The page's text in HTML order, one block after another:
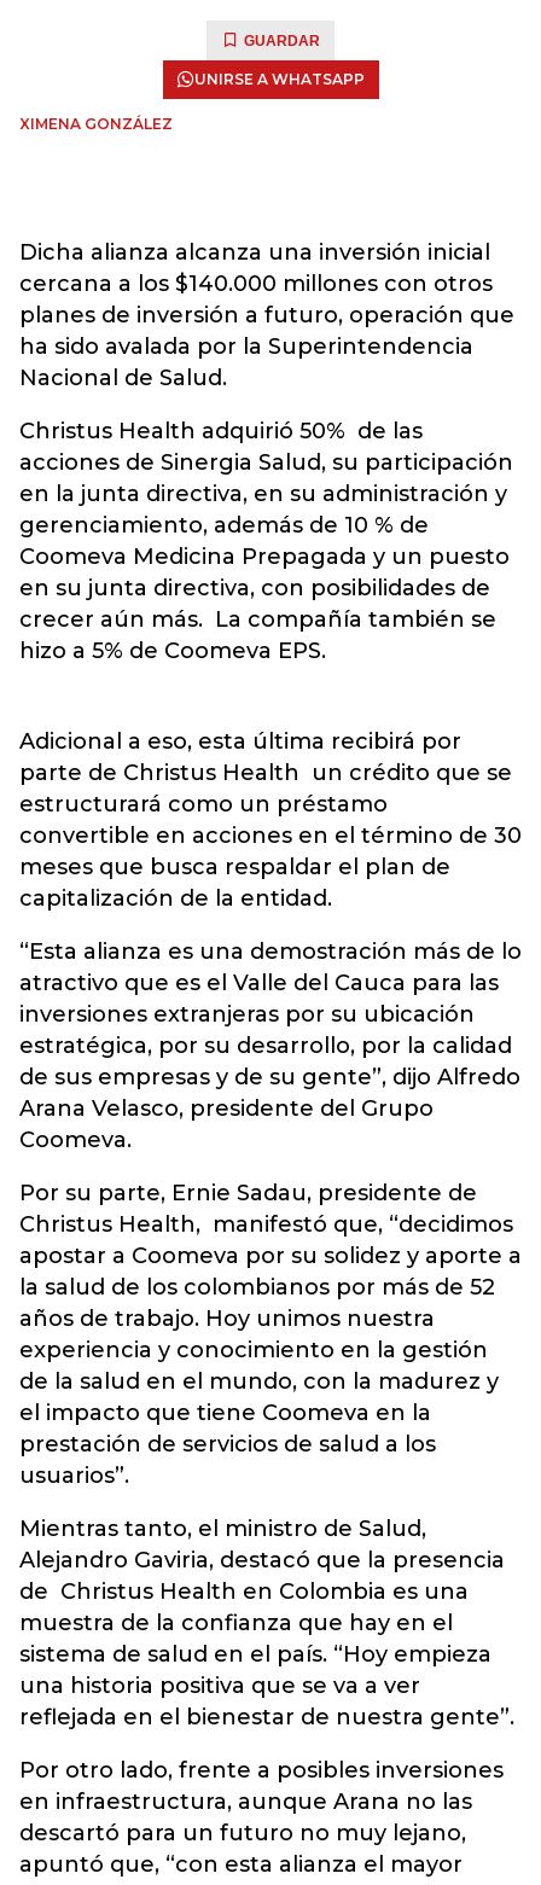
GUARDAR
UNIRSE A WHATSAPP
XIMENA GONZÁLEZ
Dicha alianza alcanza una inversión inicial
cercana a los $140.000 millones con otros
planes de inversión a futuro, operación que
ha sido avalada por la Superintendencia
Nacional de Salud.
Christus Health adquirió 50% de las
acciones de Sinergia Salud, su participación
en la junta directiva, en su administración y
gerenciamiento, además de 10 % de
Coomeva Medicina Prepagada y un puesto
en su junta directiva, con posibilidades de
crecer aún más. La compañía también se
hizo a 5% de Coomeva EPS.
Adicional a eso, esta última recibirá por
parte de Christus Health un crédito que se
estructurará como un préstamo
convertible en acciones en el término de 30
meses que busca respaldar el plan de
capitalización de la entidad.
“Esta alianza es una demostración más de lo
atractivo que es el Valle del Cauca para las
inversiones extranjeras por su ubicación
estratégica, por su desarrollo, por la calidad
de sus empresas y de su gente”, dijo Alfredo
Arana Velasco, presidente del Grupo
Coomeva.
Por su parte, Ernie Sadau, presidente de
Christus Health, manifestó que, “decidimos
apostar a Coomeva por su solidez y aporte a
la salud de los colombianos por más de 52
años de trabajo. Hoy unimos nuestra
experiencia y conocimiento en la gestión
de la salud en el mundo, con la madurez y
el impacto que tiene Coomeva en la
prestación de servicios de salud a los
usuarios”.
Mientras tanto, el ministro de Salud,
Alejandro Gaviria, destacó que la presencia
de Christus Health en Colombia es una
muestra de la confianza que hay en el
sistema de salud en el país. “Hoy empieza
una historia positiva que se va a ver
reflejada en el bienestar de nuestra gente”.
Por otro lado, frente a posibles inversiones
en infraestructura, aunque Arana no las
descartó para un futuro no muy lejano,
apuntó que, “con esta alianza el mayor